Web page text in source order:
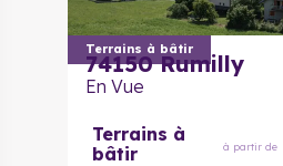
Terrains à bâtir
74150 Rumilly
En Vue
Terrains à
bâtir
à partir de